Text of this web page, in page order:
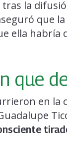
la
que
ella habría
que
en la